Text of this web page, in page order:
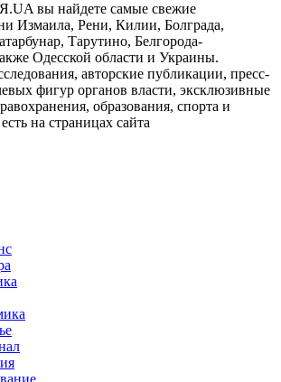
вы найдете самые свежие
Измаила, Рени, Килии, Болграда,
Тарутино, Белгорода-
Одесской области и Украины.
авторские публикации, пресс-
фигур органов власти, эксклюзивные
образования, спорта и
на страницах сайта